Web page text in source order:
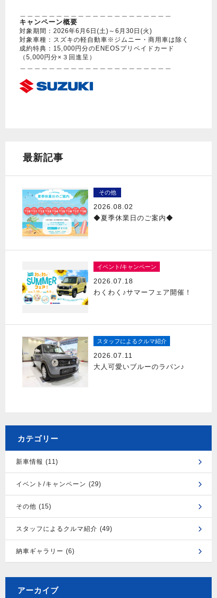
キャンペーン概要
対象期間：2026年6月6日(土)～6月30日(火)
対象車種：スズキの軽自動車※ジムニー・商用車は除く
成約特典：15,000円分のENEOSプリペイドカード
（5,000円分×３回進呈）
最新記事
その他
2026.08.02
◆夏季休業日のご案内◆
イベント/キャンペーン
2026.07.18
わくわく♪サマーフェア開催！
スタッフによるクルマ紹介
2026.07.11
大人可愛いブルーのラパン♪
カテゴリー
新車情報 (11)
イベント/キャンペーン (29)
その他 (15)
スタッフによるクルマ紹介 (49)
納車ギャラリー (6)
アーカイブ